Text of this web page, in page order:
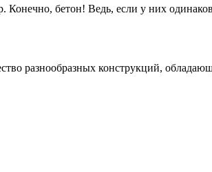
бетон! Ведь, если у них
разнообразных конструкций,